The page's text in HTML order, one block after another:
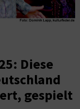
Diese
gespielt